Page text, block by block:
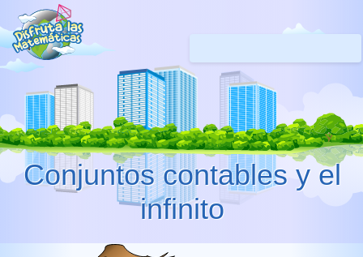
Conjuntos contables y el
infinito